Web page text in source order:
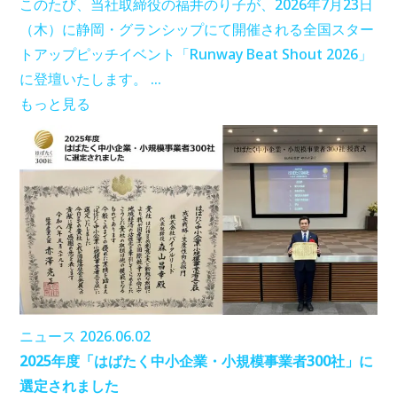
このたび、当社取締役の福井のり子が、2026年7月23日
（木）に静岡・グランシップにて開催される全国スター
トアップピッチイベント「Runway Beat Shout 2026」
に登壇いたします。 …
もっと見る
ニュース 2026.06.02
2025年度「はばたく中小企業・小規模事業者300社」に
選定されました